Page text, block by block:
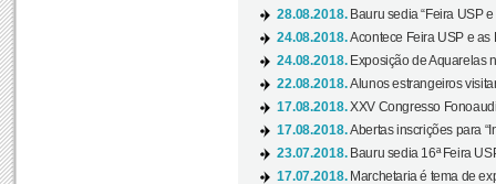
28.08.2018. Bauru sedia “Feira USP
24.08.2018.Acontece Feira USP e as
24.08.2018. Exposição de Aquarelas
22.08.2018.Alunos estrangeiros
17.08.2018.XXV Congresso
17.08.2018.Abertas inscrições para
23.07.2018. Bauru sedia 16ª Feira
17.07.2018. Marchetaria é tema de